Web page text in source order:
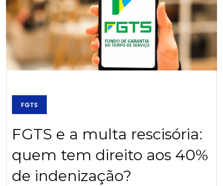
FGTS
FGTS e a multa rescisória:
quem tem direito aos 40%
de indenização?